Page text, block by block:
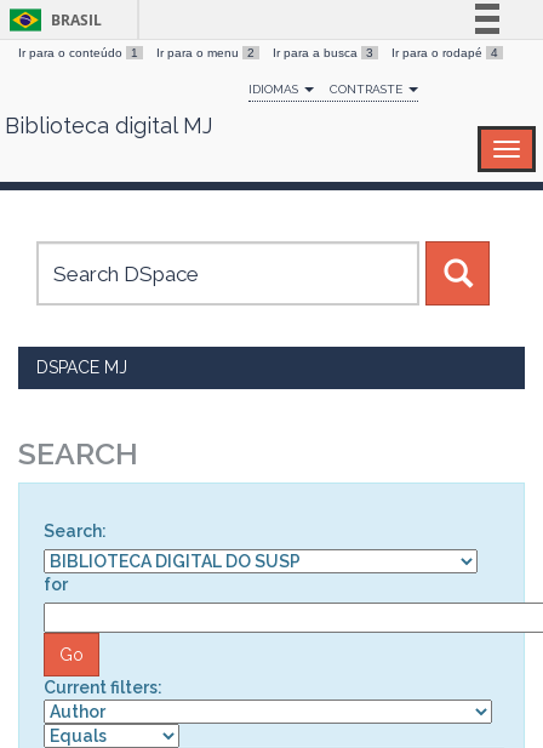
Skip
BRASIL
Simplifique!
Comunica BR
Canais
Ir para o conteúdo 1 Ir para o menu 2 Ir para a busca 3 Ir para o rodapé 4
IDIOMAS CONTRASTE
Biblioteca digital MJ
DSPACE MJ
SEARCH
Search:
for
Current filters: